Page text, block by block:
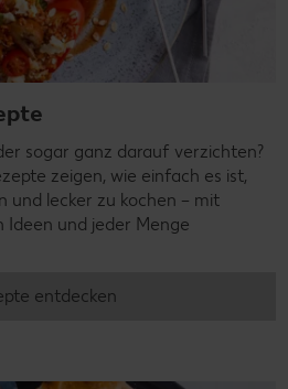
sogar ganz darauf verzichten?
zeigen, wie einfach es ist,
und lecker zu kochen – mit
Ideen und jeder Menge
entdecken